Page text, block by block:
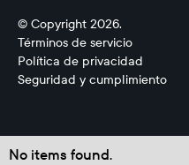
© Copyright 2026.
Términos de servicio
Política de privacidad
Seguridad y cumplimiento
No items found.